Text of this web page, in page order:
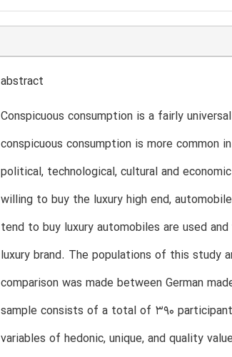
abstract
Conspicuous consumption is a fairly
conspicuous consumption is more common
political, technological, cultural and
willing to buy the luxury high end,
tend to buy luxury automobiles are used
luxury brand. The populations of this study
comparison was made between German
sample consists of a total of 390
variables of hedonic, unique, and quality